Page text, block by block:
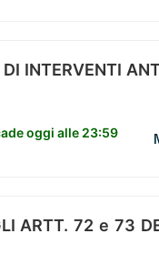
INTERVENTI
oggi alle 23:59
ARTT. 72 e 73